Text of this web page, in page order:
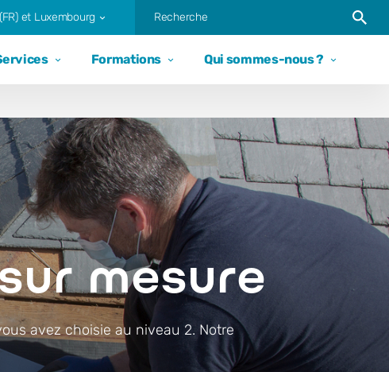
Formations Qui sommes-nous ?
et Luxembourg Trigger
mesure
avez choisie au niveau 2. Notre